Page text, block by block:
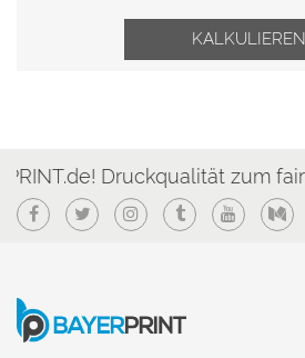
KALKULIEREN
Druckqualität zum
FacebookTwitterInstagram
Tumblr YouTube